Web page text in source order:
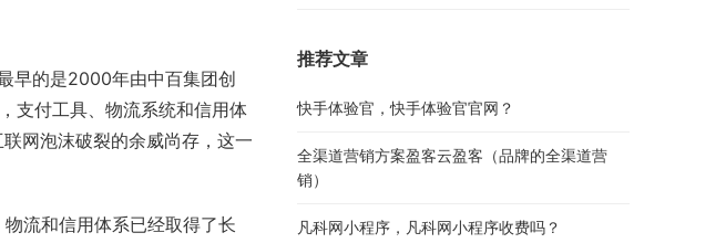
早的是2000年由中百集团创
支付工具、物流系统和信用体
联网泡沫破裂的余威尚存，这一
流和信用体系已经取得了长
推荐文章
快手体验官，快手体验官官网？
全渠道营销方案盈客云盈客（品牌的全渠道营
销）
凡科网小程序，凡科网小程序收费吗？